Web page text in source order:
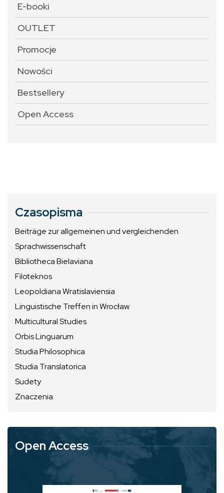
E-booki
OUTLET
Promocje
Nowości
Bestsellery
Open Access
Czasopisma
Beiträge zur allgemeinen und vergleichenden
Sprachwissenschaft
Bibliotheca Bielaviana
Filoteknos
Leopoldiana Wratislaviensia
Linguistische Treffen in Wrocław
Multicultural Studies
Orbis Linguarum
Studia Philosophica
Studia Translatorica
Sudety
Znaczenia
Open Access